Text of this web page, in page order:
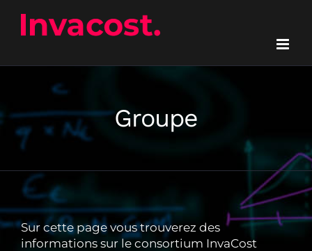
contenu
Groupe
Sur cette page vous trouverez des
informations sur le consortium InvaCost